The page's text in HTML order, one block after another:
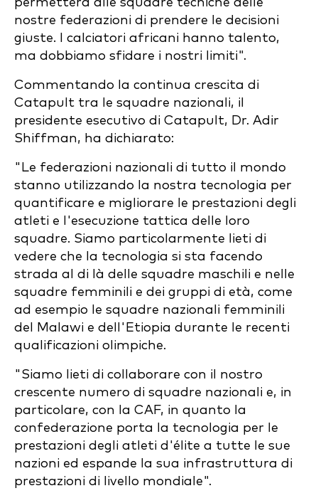
nostre federazioni di prendere le decisioni
giuste. I calciatori africani hanno talento,
ma dobbiamo sfidare i nostri limiti".
Commentando la continua crescita di
Catapult tra le squadre nazionali, il
presidente esecutivo di Catapult, Dr. Adir
Shiffman, ha dichiarato:
"Le federazioni nazionali di tutto il mondo
stanno utilizzando la nostra tecnologia per
quantificare e migliorare le prestazioni degli
atleti e l'esecuzione tattica delle loro
squadre. Siamo particolarmente lieti di
vedere che la tecnologia si sta facendo
strada al di là delle squadre maschili e nelle
squadre femminili e dei gruppi di età, come
ad esempio le squadre nazionali femminili
del Malawi e dell'Etiopia durante le recenti
qualificazioni olimpiche.
"Siamo lieti di collaborare con il nostro
crescente numero di squadre nazionali e, in
particolare, con la CAF, in quanto la
confederazione porta la tecnologia per le
prestazioni degli atleti d'élite a tutte le sue
nazioni ed espande la sua infrastruttura di
prestazioni di livello mondiale".